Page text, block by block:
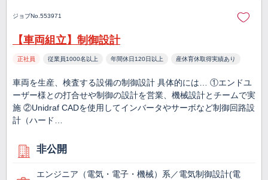
ジョブNo.553971
【車両組立】制御設計
正社員 従業員1000名以上 年間休日120日以上 産休育休取得実績あり
車両を生産、検査する設備の制御設計 具体的には… ①エンドユ
ーザー様との打合せや制御の設計を営業、機械設計とチームで実
施 ②Unidraf CADを使用してインバータやサーボなど制御回路設
計（ハード…
非公開
エンジニア（電気・電子・機械）系／電気制御設計(電